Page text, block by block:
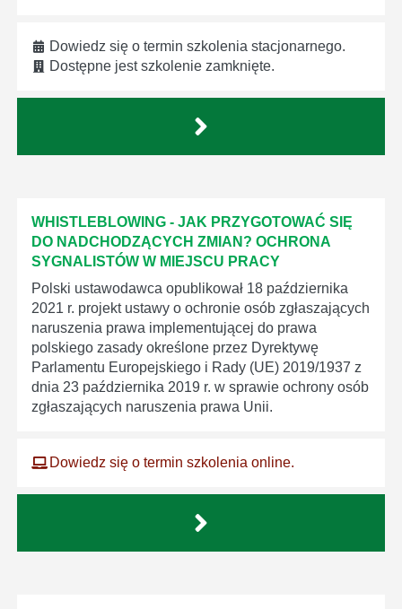
Dowiedz się o termin szkolenia stacjonarnego.
Dostępne jest szkolenie zamknięte.
WHISTLEBLOWING - JAK PRZYGOTOWAĆ SIĘ
DO NADCHODZĄCYCH ZMIAN? OCHRONA
SYGNALISTÓW W MIEJSCU PRACY
Polski ustawodawca opublikował 18 października
2021 r. projekt ustawy o ochronie osób zgłaszających
naruszenia prawa implementującej do prawa
polskiego zasady określone przez Dyrektywę
Parlamentu Europejskiego i Rady (UE) 2019/1937 z
dnia 23 października 2019 r. w sprawie ochrony osób
zgłaszających naruszenia prawa Unii.
Dowiedz się o termin szkolenia online.